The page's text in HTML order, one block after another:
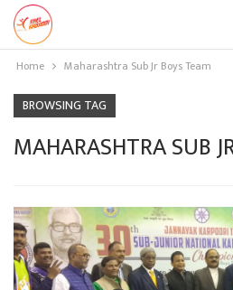
Home Maharashtra Sub Jr Boys Team
BROWSING TAG
MAHARASHTRA SUB